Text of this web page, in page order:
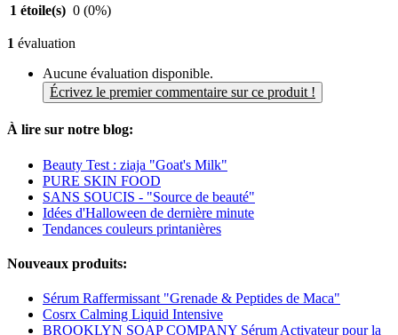
1 étoile(s) 0 (0%)
1 évaluation
Aucune évaluation disponible.
Écrivez le premier commentaire sur ce produit !
À lire sur notre blog:
Beauty Test : ziaja "Goat's Milk"
PURE SKIN FOOD
SANS SOUCIS - "Source de beauté"
Idées d'Halloween de dernière minute
Tendances couleurs printanières
Nouveaux produits:
Sérum Raffermissant "Grenade & Peptides de Maca"
Cosrx Calming Liquid Intensive
BROOKLYN SOAP COMPANY Sérum Activateur pour la